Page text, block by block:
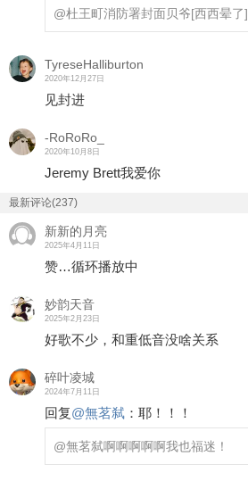
@杜王町消防署封面贝爷[西西晕了]
TyreseHalliburton
2020年12月27日
见封进
-RoRoRo_
2020年10月8日
Jeremy Brett我爱你
最新评论(237)
新新的月亮
2025年4月11日
赞…循环播放中
妙韵天音
2025年2月23日
好歌不少，和重低音没啥关系
碎叶凌城
2024年7月11日
回复@無茗弑 ： 耶！！！
@無茗弑啊啊啊啊啊我也福迷！